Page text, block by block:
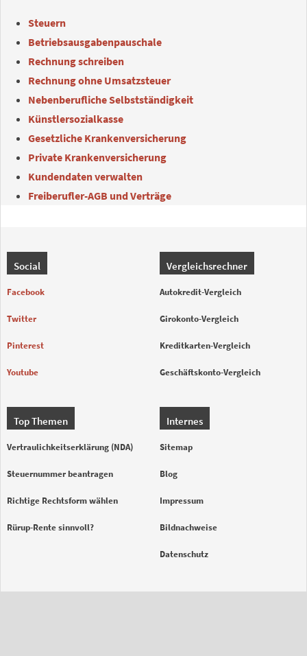
Steuern
Betriebsausgabenpauschale
Rechnung schreiben
Rechnung ohne Umsatzsteuer
Nebenberufliche Selbstständigkeit
Künstlersozialkasse
Gesetzliche Krankenversicherung
Private Krankenversicherung
Kundendaten verwalten
Freiberufler-AGB und Verträge
Social
Facebook
Twitter
Pinterest
Youtube
Vergleichsrechner
Autokredit-Vergleich
Girokonto-Vergleich
Kreditkarten-Vergleich
Geschäftskonto-Vergleich
Top Themen
Vertraulichkeitserklärung (NDA)
Steuernummer beantragen
Richtige Rechtsform wählen
Rürup-Rente sinnvoll?
Internes
Sitemap
Blog
Impressum
Bildnachweise
Datenschutz